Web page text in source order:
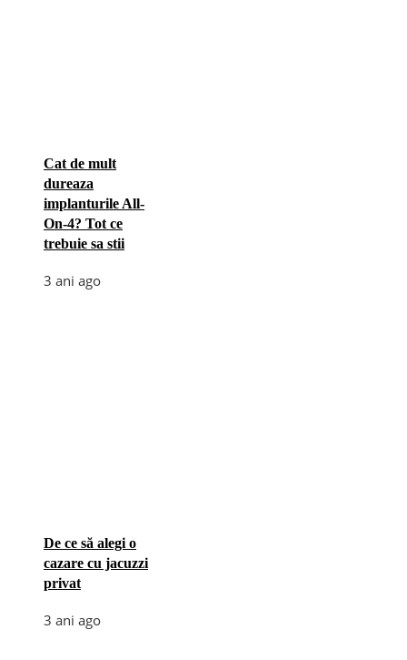
Cat de mult
dureaza
implanturile All-
On-4? Tot ce
trebuie sa stii
3 ani ago
De ce să alegi o
cazare cu jacuzzi
privat
3 ani ago